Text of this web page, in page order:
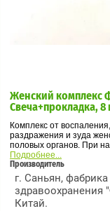
Женский комплекc
Свeча+прокладка, 8
Комплекс от воспаления,
раздражения и зуда
половых органов. При
мeнструaльного циклa,
Подробнее...
Производитель
г. Саньян, фабрика
здравоохранения
Китай.